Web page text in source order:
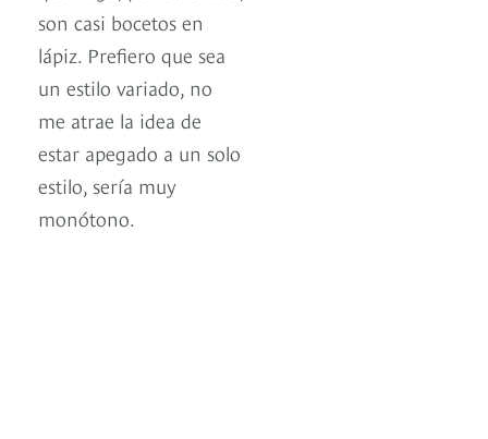
son casi bocetos en
lápiz. Prefiero que sea
un estilo variado, no
me atrae la idea de
estar apegado a un solo
estilo, sería muy
monótono.